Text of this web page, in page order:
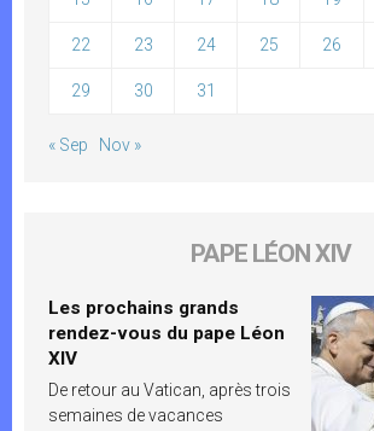
22 23 24 25 26
29 30 31
« Sep Nov »
PAPE LÉON XIV
Les prochains grands
rendez-vous du pape Léon
XIV
De retour au Vatican, après trois
semaines de vacances